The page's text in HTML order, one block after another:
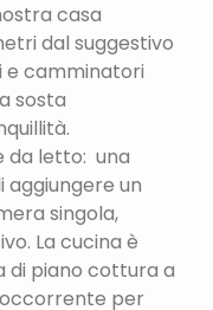
casa
dal suggestivo
e camminatori
sosta
da letto: una
aggiungere un
singola,
La cucina è
di piano cottura a
per